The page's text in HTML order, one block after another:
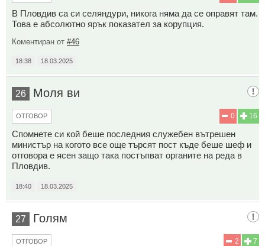
В Пловдив са си селяндури, никога няма да се оправят там.
Това е абсолютно ярък показател за корупция.
Коментиран от #46
18:38 18.03.2025
26 Моля ви
16
0
ОТГОВОР
Спомнете си кой беше последния служебен вътрешен
министър на когото все още търсят пост къде беше шеф и
отговора е ясен защо така постъпват органите на реда в
Пловдив.
18:40 18.03.2025
27 Голям
7
2
ОТГОВОР